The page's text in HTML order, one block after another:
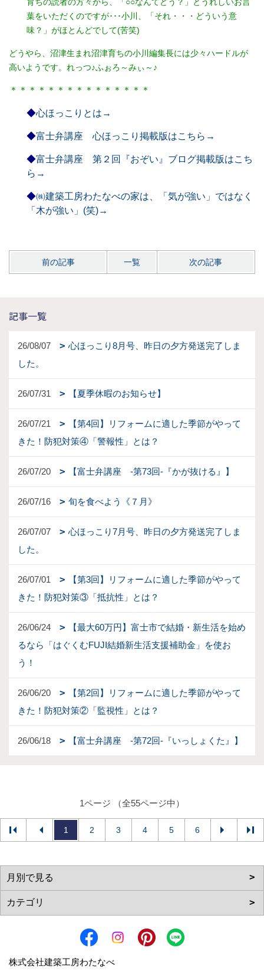
葉をいただくのですが･･･小川、「それ・・・どういう意
味？」がほとんどでして(苦笑)
どうやら、沼津生まれ沼津育ちの小川編集長には少々ハードルが
高いようです。れっつ♪ふぉろ～みぃ～♪
＊＊＊＊＊＊＊＊＊＊＊＊＊＊＊
◆心ほっこりとは→
◆富士弁講座 心ほっこり掲載版はこちら→
◆富士弁講座 第２回『おぞい』ブログ掲載版はこち
ら→
◆㈱建築工房わたなべの家は、「気が強い」ではなく
「木が強い」(笑)→
前の記事 一覧 次の記事
記事一覧
26/08/07
心ほっこり8月号、昨日の夕方発送完了しま
した。
26/07/31 【夏季休暇のお知らせ】
26/07/21
【第4回】リフォームに適した季節がやって
きた！防犯対策④「警報性」とは？
26/07/20 【富士弁講座 -第73回-『かが抜ける』】
26/07/16 旬を食べよう《７月》
26/07/07
心ほっこり7月号、昨日の夕方発送完了しま
した。
26/07/01
【第3回】リフォームに適した季節がやって
きた！防犯対策③「抵抗性」とは？
26/06/24
【最大60万円】富士市で結婚・新生活を始め
るなら「はぐくむFUJI結婚新生活支援補助金」を使お
う！
26/06/20
【第2回】リフォームに適した季節がやって
きた！防犯対策②「監視性」とは？
26/06/18 【富士弁講座 -第72回-『いっしょくた』】
1ページ （全55ページ中）
1 2 3 4 5 6
株式会社建築工房わたなべ